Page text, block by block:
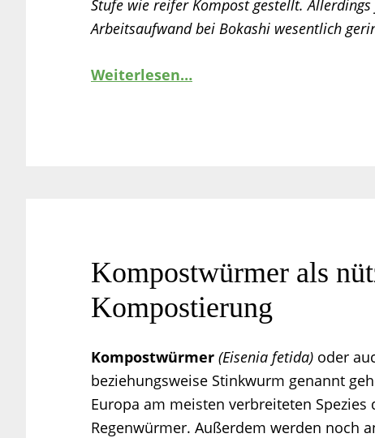
Stufe wie reifer Kompost gestellt.
Arbeitsaufwand bei Bokashi wesentlich
Weiterlesen…
Kompostwürmer als
Kompostierung
Kompostwürmer (Eisenia fetida) oder
beziehungsweise Stinkwurm genannt
Europa am meisten verbreiteten Spezies
Regenwürmer. Außerdem werden noch